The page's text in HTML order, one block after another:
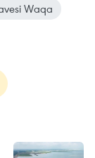
Waqa